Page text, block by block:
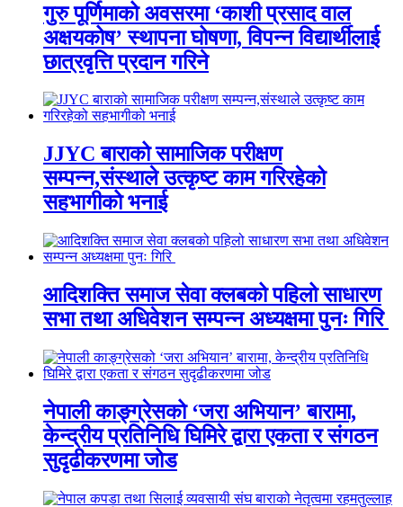
गुरु पूर्णिमाको अवसरमा ‘काशी प्रसाद वाल
अक्षयकोष’ स्थापना घोषणा, विपन्न विद्यार्थीलाई
छात्रवृत्ति प्रदान गरिने
JJYC बाराको सामाजिक परीक्षण
सम्पन्न,संस्थाले उत्कृष्ट काम गरिरहेको
सहभागीको भनाई
आदिशक्ति समाज सेवा क्लबको पहिलो साधारण
सभा तथा अधिवेशन सम्पन्न अध्यक्षमा पुनः गिरि
नेपाली काङ्ग्रेसको ‘जरा अभियान’ बारामा,
केन्द्रीय प्रतिनिधि घिमिरे द्वारा एकता र संगठन
सुदृढीकरणमा जोड